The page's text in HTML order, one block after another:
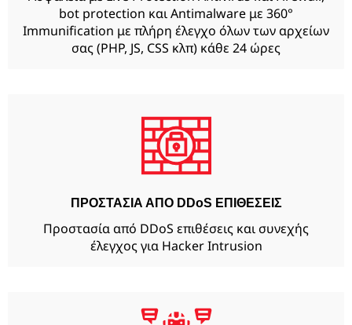
bot protection και Antimalware με 360°
Immunification με πλήρη έλεγχο όλων των αρχείων
σας (PHP, JS, CSS κλπ) κάθε 24 ώρες
ΠΡΟΣΤΑΣΙΑ ΑΠΟ DDoS ΕΠΙΘΕΣΕΙΣ
Προστασία από DDoS επιθέσεις και συνεχής
έλεγχος για Ηacker Intrusion